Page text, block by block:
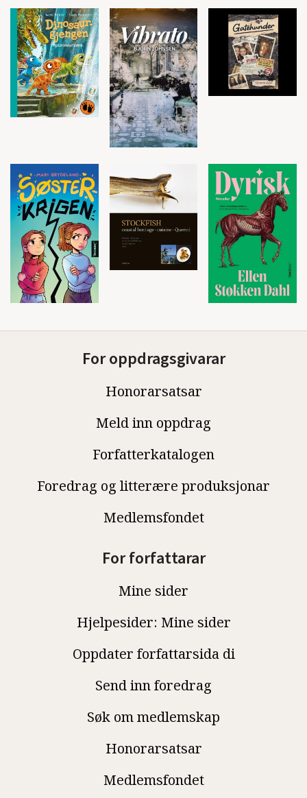
For oppdragsgivarar
Honorarsatsar
Meld inn oppdrag
Forfatterkatalogen
Foredrag og litterære produksjonar
Medlemsfondet
For forfattarar
Mine sider
Hjelpesider: Mine sider
Oppdater forfattarsida di
Send inn foredrag
Søk om medlemskap
Honorarsatsar
Medlemsfondet